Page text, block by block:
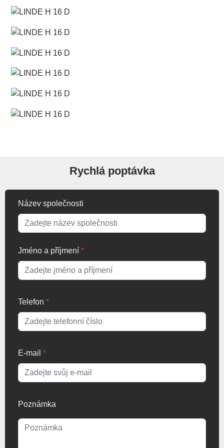
Rychlá poptávka
Název společnosti
Jméno a příjmení *
Telefon *
E-mail *
Poznámka